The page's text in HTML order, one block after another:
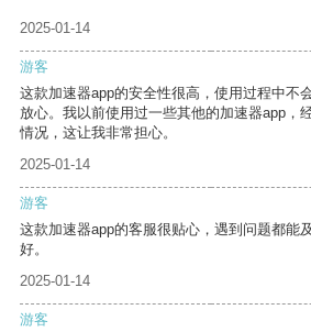
2025-01-14
游客
这款加速器app的安全性很高，使用过程中不
放心。我以前使用过一些其他的加速器app，
情况，这让我非常担心。
2025-01-14
游客
这款加速器app的客服很贴心，遇到问题都能
好。
2025-01-14
游客